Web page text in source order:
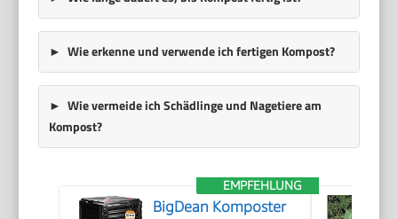
Wie erkenne und verwende ich fertigen Kompost?
Wie vermeide ich Schädlinge und Nagetiere am
Kompost?
EMPFEHLUNG
BigDean Komposter